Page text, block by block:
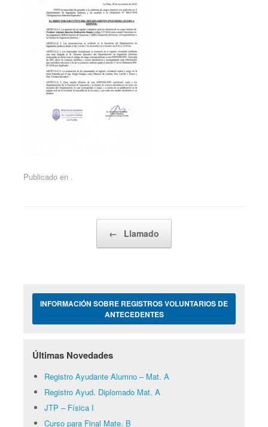
Publicado en .
← Llamado
INFORMACIÓN SOBRE REGISTROS VOLUNTARIOS DE
ANTECEDENTES
Últimas Novedades
Registro Ayudante Alumno – Mat. A
Registro Ayud. Diplomado Mat. A
JTP – Física I
Curso para Final Mate. B